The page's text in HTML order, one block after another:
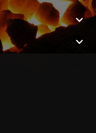
keyboard_arrow_down
keyboard_arrow_down